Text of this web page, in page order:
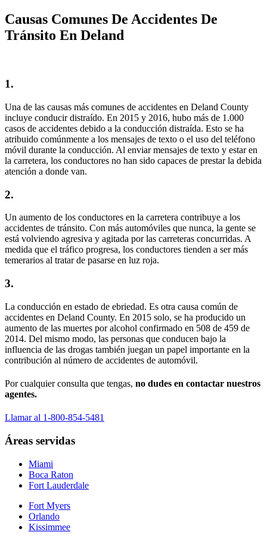
Causas Comunes De Accidentes De
Tránsito En Deland
1.
Una de las causas más comunes de accidentes en Deland County
incluye conducir distraído. En 2015 y 2016, hubo más de 1.000
casos de accidentes debido a la conducción distraída. Esto se ha
atribuido comúnmente a los mensajes de texto o el uso del teléfono
móvil durante la conducción. Al enviar mensajes de texto y estar en
la carretera, los conductores no han sido capaces de prestar la debida
atención a donde van.
2.
Un aumento de los conductores en la carretera contribuye a los
accidentes de tránsito. Con más automóviles que nunca, la gente se
está volviendo agresiva y agitada por las carreteras concurridas. A
medida que el tráfico progresa, los conductores tienden a ser más
temerarios al tratar de pasarse en luz roja.
3.
La conducción en estado de ebriedad. Es otra causa común de
accidentes en Deland County. En 2015 solo, se ha producido un
aumento de las muertes por alcohol confirmado en 508 de 459 de
2014. Del mismo modo, las personas que conducen bajo la
influencia de las drogas también juegan un papel importante en la
contribución al número de accidentes de automóvil.
Por cualquier consulta que tengas, no dudes en contactar nuestros
agentes.
Llamar al 1-800-854-5481
Áreas servidas
Miami
Boca Raton
Fort Lauderdale
Fort Myers
Orlando
Kissimmee